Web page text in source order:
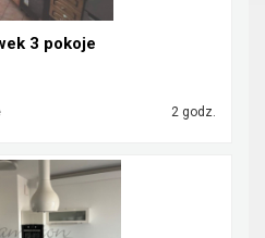
3 pokoje
2 godz.